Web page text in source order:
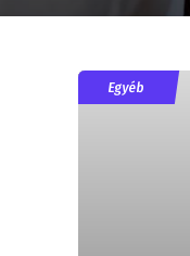
Egyéb